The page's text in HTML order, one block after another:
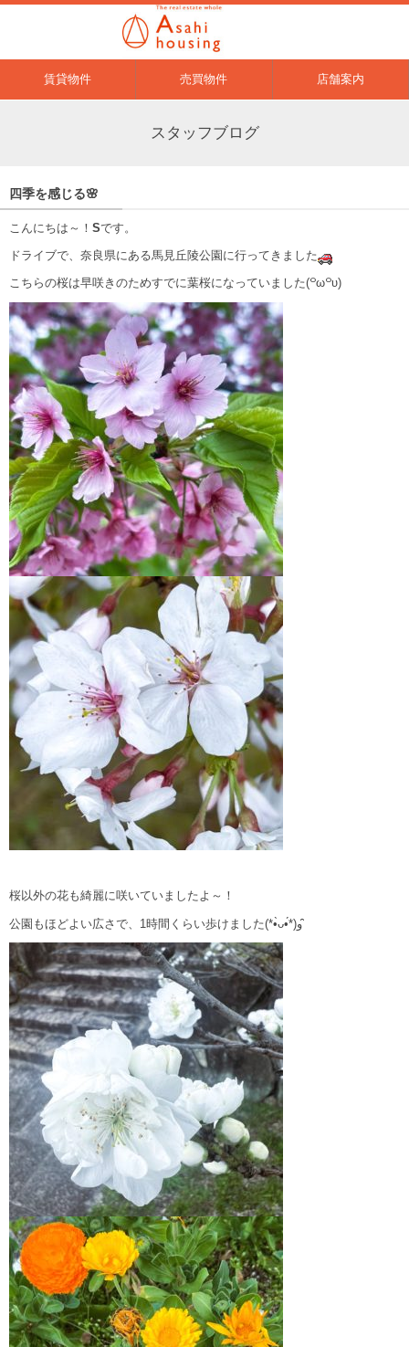
賃貸物件 売買物件 店舗案内
スタッフブログ
四季を感じる🌸
こんにちは～！ Sです。
ドライブで、奈良県にある馬見丘陵公園に行ってきました
こちらの桜は早咲きのためすでに葉桜になっていました(꒪ω꒪υ)
桜以外の花も綺麗に咲いていましたよ～！
公園もほどよい広さで、1時間くらい歩けました (*•̀ᴗ•́*)و ̑̑